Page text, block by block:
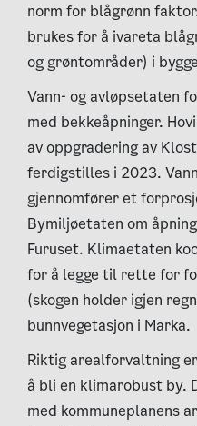
norm for blågrønn
brukes for å ivareta
og grøntområder) i
Vann- og avløpsetaten
med bekkeåpninger.
av oppgradering av
ferdigstilles i 2023.
gjennomfører et
Bymiljøetaten om
Furuset. Klimaetaten
for å legge til rette for
(skogen holder igjen
bunnvegetasjon i Marka.
Riktig arealforvaltning
å bli en klimarobust by.
med kommuneplanens